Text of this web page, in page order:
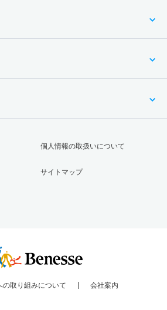
個人情報の取扱いについて
サイトマップ
の取り組みについて 会社案内